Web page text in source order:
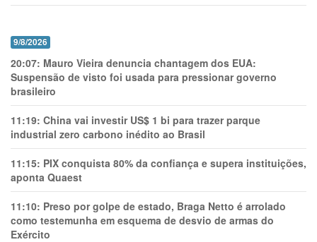
9/8/2026
20:07: Mauro Vieira denuncia chantagem dos EUA:
Suspensão de visto foi usada para pressionar governo
brasileiro
11:19: China vai investir US$ 1 bi para trazer parque
industrial zero carbono inédito ao Brasil
11:15: PIX conquista 80% da confiança e supera instituições,
aponta Quaest
11:10: Preso por golpe de estado, Braga Netto é arrolado
como testemunha em esquema de desvio de armas do
Exército